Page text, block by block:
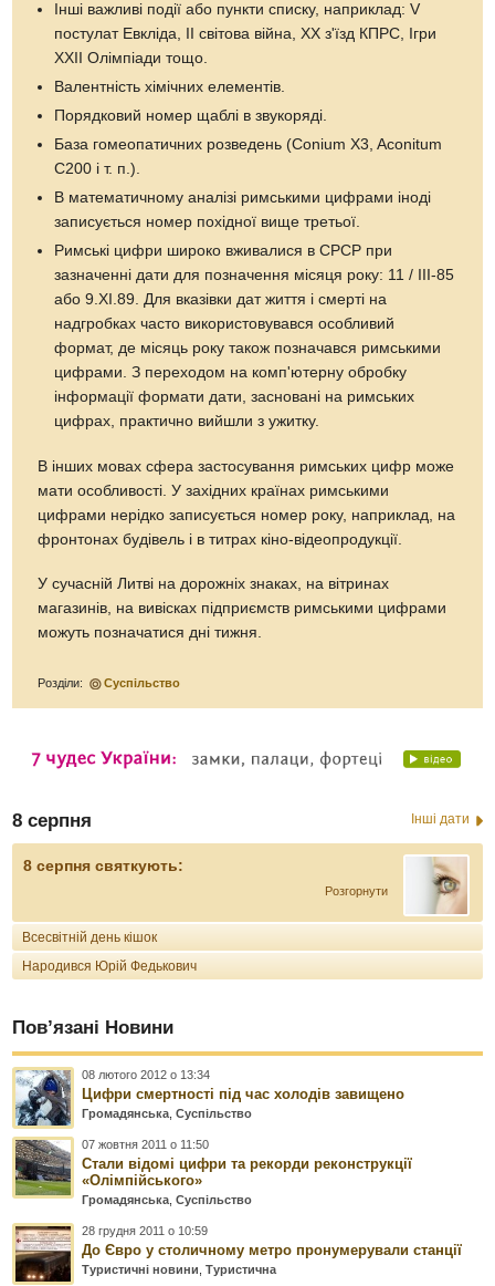
Інші важливі події або пункти списку, наприклад: V
постулат Евкліда, II світова війна, XX з'їзд КПРС, Ігри
XXII Олімпіади тощо.
Валентність хімічних елементів.
Порядковий номер щаблі в звукоряді.
База гомеопатичних розведень (Conium X3, Aconitum
C200 і т. п.).
В математичному аналізі римськими цифрами іноді
записується номер похідної вище третьої.
Римські цифри широко вживалися в СРСР при
зазначенні дати для позначення місяця року: 11 / III-85
або 9.XI.89. Для вказівки дат життя і смерті на
надгробках часто використовувався особливий
формат, де місяць року також позначався римськими
цифрами. З переходом на комп'ютерну обробку
інформації формати дати, засновані на римських
цифрах, практично вийшли з ужитку.
В інших мовах сфера застосування римських цифр може
мати особливості. У західних країнах римськими
цифрами нерідко записується номер року, наприклад, на
фронтонах будівель і в титрах кіно-відеопродукції.
У сучасній Литві на дорожніх знаках, на вітринах
магазинів, на вивісках підприємств римськими цифрами
можуть позначатися дні тижня.
Розділи: Суспільство
8 серпня Інші дати
8 серпня святкують:
Розгорнути
Всесвітній день кішок
Народився Юрій Федькович
Пов’язані Новини
08 лютого 2012 о 13:34
Цифри смертності під час холодів завищено
Громадянська ,Суспільство
07 жовтня 2011 о 11:50
Стали відомі цифри та рекорди реконструкції
«Олімпійського»
Громадянська ,Суспільство
28 грудня 2011 о 10:59
До Євро у столичному метро пронумерували станції
Туристичні новини ,Туристична